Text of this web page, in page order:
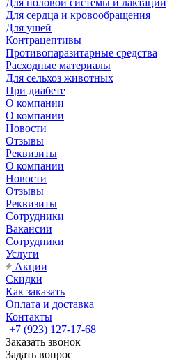
Для половой системы и лактации
Для сердца и кровообращения
Для ушей
Контрацептивы
Противопаразитарные средства
Расходные материалы
Для сельхоз животных
При диабете
О компании
О компании
Новости
Отзывы
Реквизиты
О компании
Новости
Отзывы
Реквизиты
Сотрудники
Вакансии
Сотрудники
Услуги
Акции
Скидки
Как заказать
Оплата и доставка
Контакты
+7 (923) 127-17-68
Заказать звонок
Задать вопрос